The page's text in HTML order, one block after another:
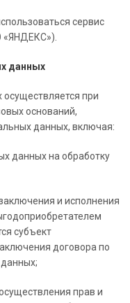
сервис
«ЯНДЕКС»).
данных
при
оснований,
данных, включая:
данных на обработку
и исполнения
субъект
договора по
прав и